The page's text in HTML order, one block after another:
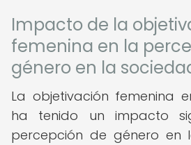
Impacto de la
femenina en la
género en la
La objetivación femenina
ha tenido un impacto
percepción de género en